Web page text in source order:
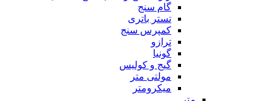
گام سنج
تستر باتری
کمپرس سنج
ترازو
گونیا
گیج و کولیس
مولتی متر
میکرومتر